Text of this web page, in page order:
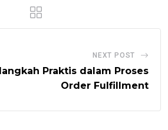
NEXT POST
Praktis dalam Proses
Order Fulfillment